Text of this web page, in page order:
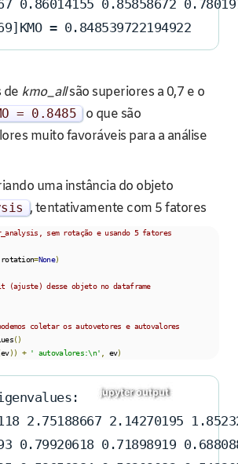
0.86014155 0.85858672
= 0.848539722194922
de kmo_allsão superiores a 0,7 e o
= 0.8485
o que são
muito favoráveis para a análise
uma instância do objeto
, tentativamente com 5 fatores
sem rotação e usando 5 fatores
rotation=None)
(ajuste) desse objeto no dataframe
coletar os autovetores e autovalores
()
ev)) + ' autovalores:\n' , ev)
2.75188667 2.14270195
0.79920618 0.71898919